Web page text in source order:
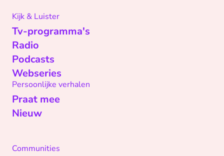
Kijk & Luister
Tv-programma's
Radio
Podcasts
Webseries
Persoonlijke verhalen
Praat mee
Nieuw
Communities